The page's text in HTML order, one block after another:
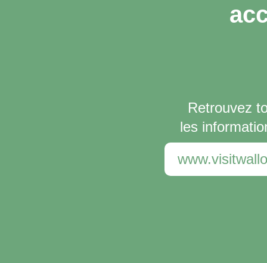
Retrouvez
les